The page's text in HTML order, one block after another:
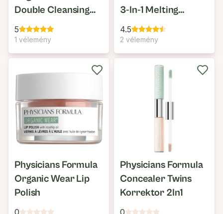
Double Cleansing
Oil
5
1 vélemény
3-In-1 Melting
Cleansing Balm
4.5
2 vélemény
Physicians Formula
Organic Wear Lip
Polish
0
Physicians Formula
Concealer Twins
Korrektor 2In1
0